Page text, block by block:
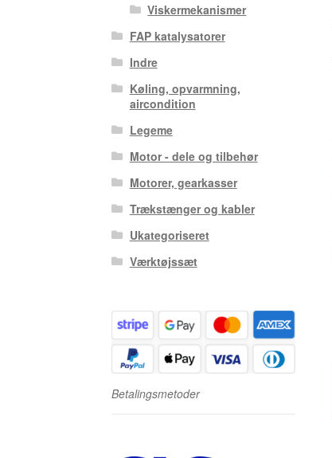
Viskermekanismer
FAP katalysatorer
Indre
Køling, opvarmning,
aircondition
Legeme
Motor - dele og tilbehør
Motorer, gearkasser
Trækstænger og kabler
Ukategoriseret
Værktøjssæt
Betalingsmetoder